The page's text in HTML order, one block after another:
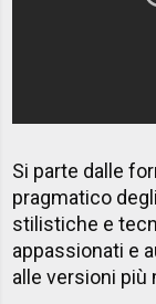
Si parte dalle
pragmatico
stilistiche e
appassionati e
alle versioni più